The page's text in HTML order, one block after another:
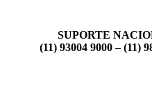
SUPORTE
(11) 93004 9000 – (11)